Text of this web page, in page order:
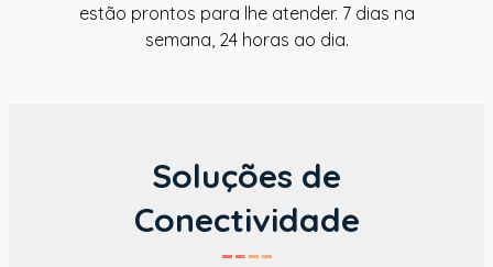
estão prontos para lhe atender. 7 dias na
semana, 24 horas ao dia.
Soluções de
Conectividade